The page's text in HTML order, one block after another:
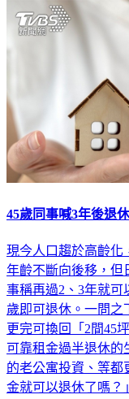
45歲同事喊3年後退
現今人口趨於高齡化
年齡不斷向後移，但
事稱再過2、3年就可
歲即可退休。一問之
更完可換回「2間45
可靠租金過半退休的
的老公寓投資、等都
金就可以退休了嗎？